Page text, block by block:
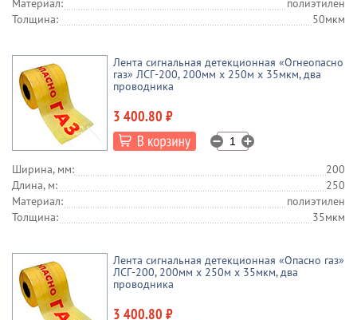
Материал:
полиэтилен
Толщина:
50мкм
Лента сигнальная детекционная «Огнеопасно
газ» ЛСГ-200, 200мм х 250м х 35мкм, два
проводника
3 400.80 ₽
Ширина, мм:
200
Длина, м:
250
Материал:
полиэтилен
Толщина:
35мкм
Лента сигнальная детекционная «Опасно газ»
ЛСГ-200, 200мм х 250м х 35мкм, два
проводника
3 400.80 ₽